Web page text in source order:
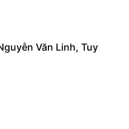
Văn Linh, Tuy